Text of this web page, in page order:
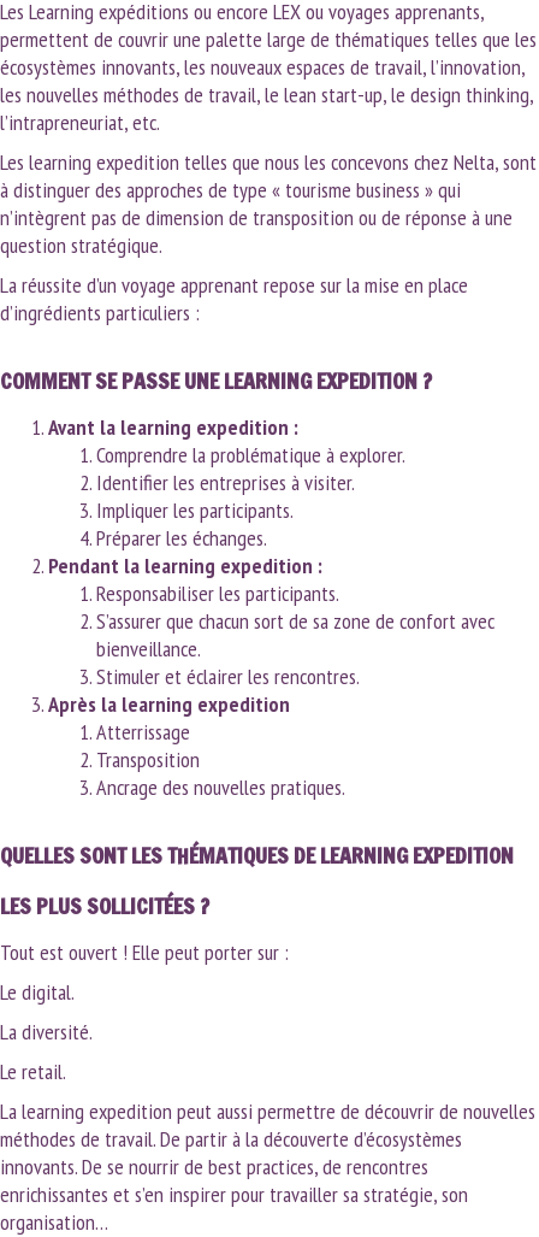
Les Learning expéditions ou encore LEX ou voyages apprenants,
permettent de couvrir une palette large de thématiques telles que les
écosystèmes innovants, les nouveaux espaces de travail, l’innovation,
les nouvelles méthodes de travail, le lean start-up, le design thinking,
l’intrapreneuriat, etc.
Les learning expedition telles que nous les concevons chez Nelta, sont
à distinguer des approches de type « tourisme business » qui
n’intègrent pas de dimension de transposition ou de réponse à une
question stratégique.
La réussite d’un voyage apprenant repose sur la mise en place
d’ingrédients particuliers :
COMMENT SE PASSE UNE LEARNING EXPEDITION ?
Avant la learning expedition :
Comprendre la problématique à explorer.
Identifier les entreprises à visiter.
Impliquer les participants.
Préparer les échanges.
Pendant la learning expedition :
Responsabiliser les participants.
S’assurer que chacun sort de sa zone de confort avec
bienveillance.
Stimuler et éclairer les rencontres.
Après la learning expedition
Atterrissage
Transposition
Ancrage des nouvelles pratiques.
QUELLES SONT LES THÉMATIQUES DE LEARNING EXPEDITION
LES PLUS SOLLICITÉES ?
Tout est ouvert ! Elle peut porter sur :
Le digital.
La diversité.
Le retail.
La learning expedition peut aussi permettre de découvrir de nouvelles
méthodes de travail. De partir à la découverte d’écosystèmes
innovants. De se nourrir de best practices, de rencontres
enrichissantes et s’en inspirer pour travailler sa stratégie, son
organisation…